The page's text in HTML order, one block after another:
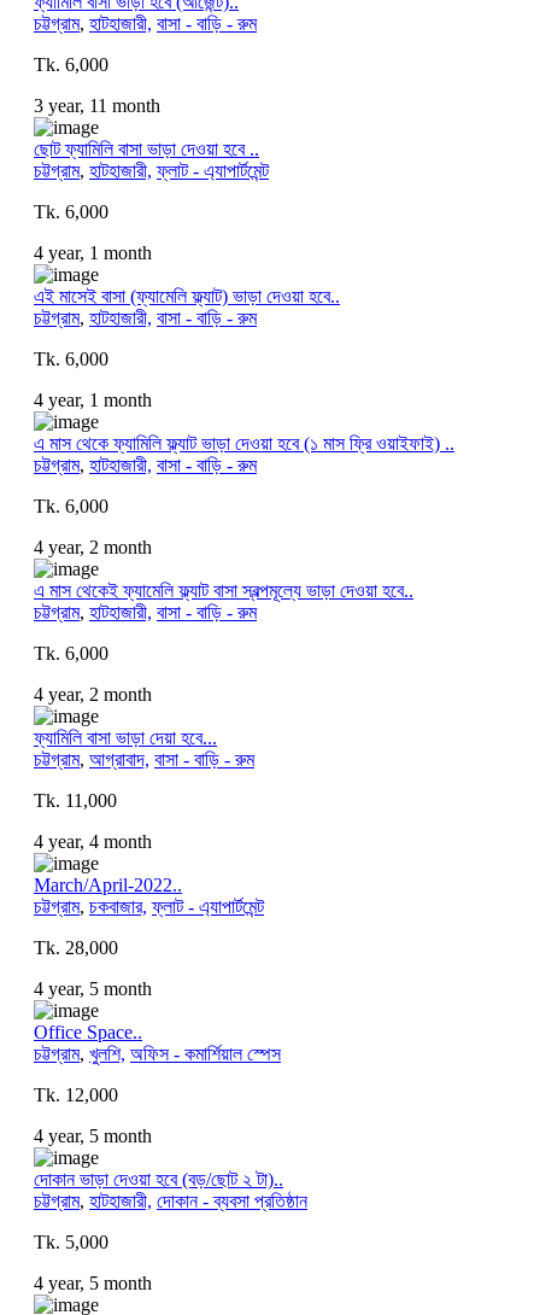
চট্টগ্রাম, হাটহাজারী, বাসা - বাড়ি - রুম
Tk. 6,000
3 year, 11 month
ছোট ফ্যামিলি বাসা ভাড়া দেওয়া হবে ..
চট্টগ্রাম, হাটহাজারী, ফ্লাট - এ্যাপার্টমেন্ট
Tk. 6,000
4 year, 1 month
এই মাসেই বাসা (ফ্যামেলি ফ্ল্যাট) ভাড়া দেওয়া হবে..
চট্টগ্রাম, হাটহাজারী, বাসা - বাড়ি - রুম
Tk. 6,000
4 year, 1 month
এ মাস থেকে ফ্যামিলি ফ্ল্যাট ভাড়া দেওয়া হবে (১ মাস ফ্রি ওয়াইফাই) ..
চট্টগ্রাম, হাটহাজারী, বাসা - বাড়ি - রুম
Tk. 6,000
4 year, 2 month
এ মাস থেকেই ফ্যামেলি ফ্ল্যাট বাসা স্বল্পমূল্যে ভাড়া দেওয়া হবে..
চট্টগ্রাম, হাটহাজারী, বাসা - বাড়ি - রুম
Tk. 6,000
4 year, 2 month
ফ্যামিলি বাসা ভাড়া দেয়া হবে...
চট্টগ্রাম, আগ্রাবাদ, বাসা - বাড়ি - রুম
Tk. 11,000
4 year, 4 month
March/April-2022..
চট্টগ্রাম, চকবাজার, ফ্লাট - এ্যাপার্টমেন্ট
Tk. 28,000
4 year, 5 month
Office Space..
চট্টগ্রাম, খুলশি, অফিস - কমার্শিয়াল স্পেস
Tk. 12,000
4 year, 5 month
দোকান ভাড়া দেওয়া হবে (বড়/ছোট ২ টা)..
চট্টগ্রাম, হাটহাজারী, দোকান - ব্যবসা প্রতিষ্ঠান
Tk. 5,000
4 year, 5 month